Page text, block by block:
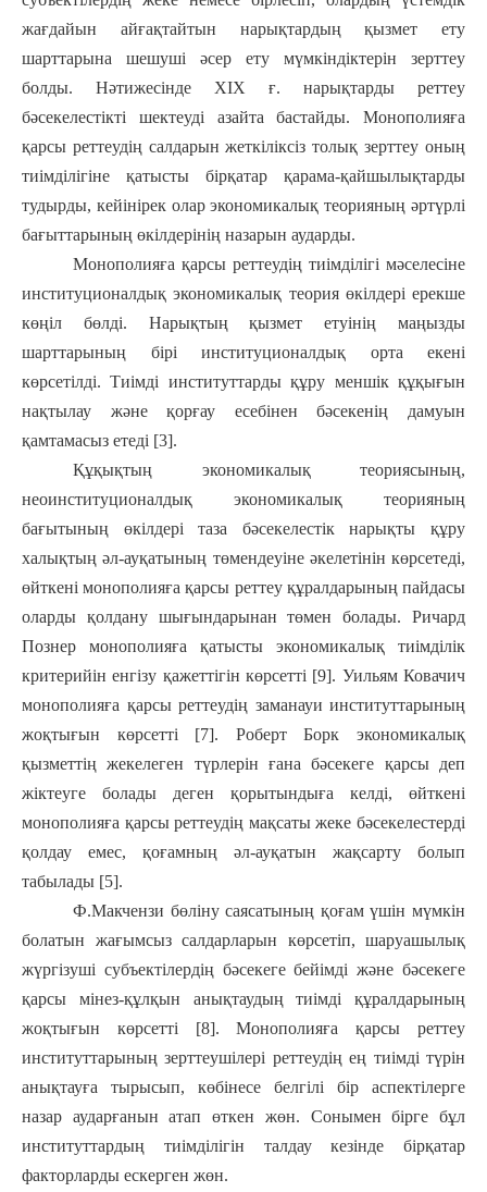
жағдайын айғақтайтын нарықтардың қызмет ету
шарттарына шешуші әсер ету мүмкіндіктерін зерттеу
болды. Нәтижесінде ХІХ ғ. нарықтарды реттеу
бәсекелестікті шектеуді азайта бастайды. Монополияға
қарсы реттеудің салдарын жеткіліксіз толық зерттеу оның
тиімділігіне қатысты бірқатар қарама-қайшылықтарды
тудырды, кейінірек олар экономикалық теорияның әртүрлі
бағыттарының өкілдерінің назарын аударды.
Монополияға қарсы реттеудің тиімділігі мәселесіне
институционалдық экономикалық теория өкілдері ерекше
көңіл бөлді. Нарықтың қызмет етуінің маңызды
шарттарының бірі институционалдық орта екені
көрсетілді. Тиімді институттарды құру меншік құқығын
нақтылау және қорғау есебінен бәсекенің дамуын
қамтамасыз етеді [3].
Құқықтың экономикалық теориясының,
неоинституционалдық экономикалық теорияның
бағытының өкілдері таза бәсекелестік нарықты құру
халықтың әл-ауқатының төмендеуіне әкелетінін көрсетеді,
өйткені монополияға қарсы реттеу құралдарының пайдасы
оларды қолдану шығындарынан төмен болады. Ричард
Познер монополияға қатысты экономикалық тиімділік
критерийін енгізу қажеттігін көрсетті [9]. Уильям Ковачич
монополияға қарсы реттеудің заманауи институттарының
жоқтығын көрсетті [7]. Роберт Борк экономикалық
қызметтің жекелеген түрлерін ғана бәсекеге қарсы деп
жіктеуге болады деген қорытындыға келді, өйткені
монополияға қарсы реттеудің мақсаты жеке бәсекелестерді
қолдау емес, қоғамның әл-ауқатын жақсарту болып
табылады [5].
Ф.Макчензи бөліну саясатының қоғам үшін мүмкін
болатын жағымсыз салдарларын көрсетіп, шаруашылық
жүргізуші субъектілердің бәсекеге бейімді және бәсекеге
қарсы мінез-құлқын анықтаудың тиімді құралдарының
жоқтығын көрсетті [8]. Монополияға қарсы реттеу
институттарының зерттеушілері реттеудің ең тиімді түрін
анықтауға тырысып, көбінесе белгілі бір аспектілерге
назар аударғанын атап өткен жөн. Сонымен бірге бұл
институттардың тиімділігін талдау кезінде бірқатар
факторларды ескерген жөн.